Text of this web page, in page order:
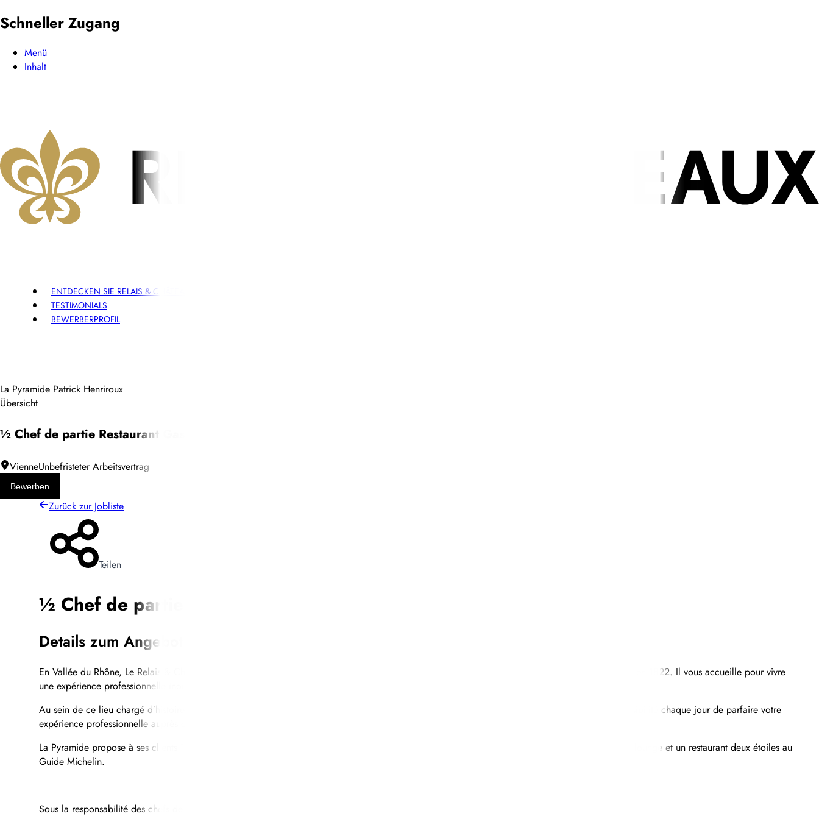
Schneller Zugang
Menü
Inhalt
ENTDECKEN SIE RELAIS & CHÂTEAUX
TESTIMONIALS
BEWERBERPROFIL
La Pyramide Patrick Henriroux
Übersicht
½ Chef de partie Restaurant Gastronomique La Pyramide
VienneUnbefristeter Arbeitsvertrag
Bewerben
Zurück zur Jobliste
Teilen
½ Chef de partie Restaurant Gastronomique La Pyramide
Details zum Angebot
En Vallée du Rhône, Le Relais & Châteaux La Pyramide Maison Henriroux**** est un établissement de charme, en ville et contemporain construit en 1822. Il vous accueille pour vivre
une expérience professionnelle inoubliable et familiale.
Au sein de ce lieu chargé d’histoire à la situation exceptionnelle (2h de la mer, 2h de la montagne) et à 25km au sud de Lyon, vous aurez la possibilité chaque jour de parfaire votre
expérience professionnelle auprès d'une équipe de haut vol avec de fortes valeurs de famille.
La Pyramide propose à ses clients 19 chambres et 4 suites entièrement rénovées, design et luxueuses ainsi qu'un restaurant bistronomique, un bar lounge et un restaurant deux étoiles au
Guide Michelin.
Sous la responsabilité des chefs de cuisine et des chefs de partie, le ½ chef de partie aura pour mission les aspects suivants.